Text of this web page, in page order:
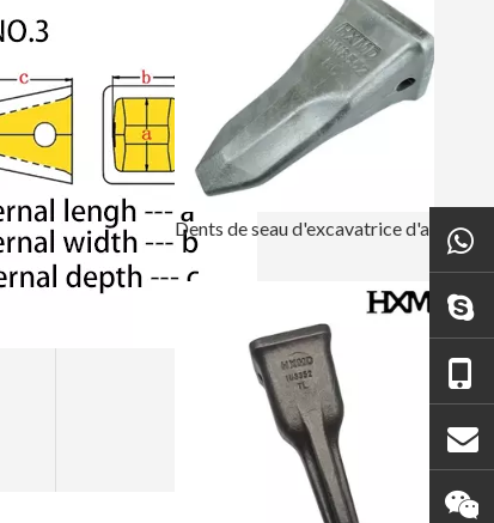
Dents de seau d'excavatrice d'acier allié de chat pour l'ingénierie E330 1U3552RC